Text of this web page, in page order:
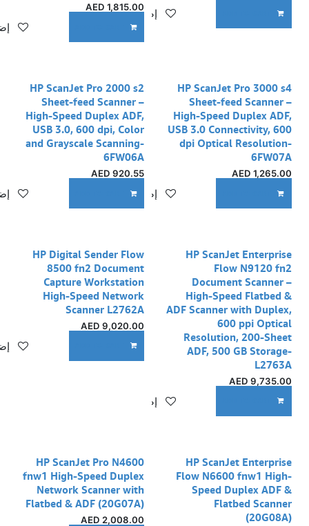
إضافة إلى قائمة الأمنيات
1,815.00
AED
HP ScanJet Pro 3000 s4
Sheet-feed Scanner –
High-Speed Duplex ADF,
USB 3.0 Connectivity, 600
dpi Optical Resolution-
6FW07A
1,265.00
إضافة إلى قائمة الأمنيات
HP ScanJet Pro 2000 s2
Sheet-feed Scanner –
High-Speed Duplex ADF,
USB 3.0, 600 dpi, Color
and Grayscale Scanning-
6FW06A
920.55
AED
HP ScanJet Enterprise
Flow N9120 fn2
Document Scanner –
High-Speed Flatbed &
ADF Scanner with Duplex,
600 ppi Optical
Resolution, 200-Sheet
ADF, 500 GB Storage-
L2763A
9,735.00
إضافة إلى قائمة الأمنيات
HP Digital Sender Flow
8500 fn2 Document
Capture Workstation
High-Speed Network
Scanner L2762A
9,020.00
AED
HP ScanJet Enterprise
Flow N6600 fnw1 High-
Speed Duplex ADF &
Flatbed Scanner
(20G08A)
HP ScanJet Pro N4600
fnw1 High-Speed Duplex
Network Scanner with
Flatbed & ADF (20G07A)
2,008.00